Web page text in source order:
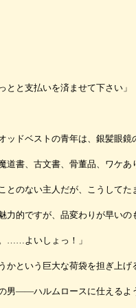
とと支払いを済ませて下さい」
ッドベストの青年は、銀髪眼
道書、古文書、骨董品、ワケ
とのない主人だが、こうしてた
力的ですが、品変わりが早い
……よいしょっ！」
かという巨大な荷袋を担ぎ上
男――ハルムロースに仕えるよ